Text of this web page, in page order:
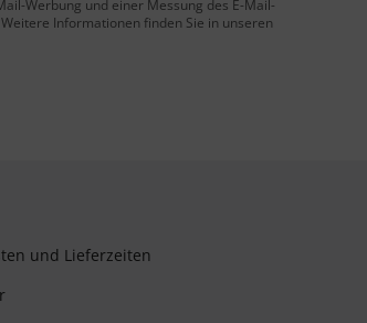
Werbung und einer Messung des E-Mail-
Informationen finden Sie in unseren
und Lieferzeiten